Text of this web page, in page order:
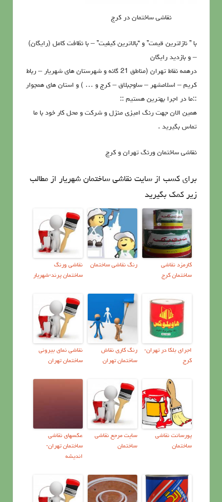
نقاشی ساختمان در کرج
با ” نازلترین قیمت” و “بالاترین کیفیت” – با نظافت کامل (رایگان)
– و بازدید رایگان
درهمه نقاط تهران (مناطق 21 گانه و شهرستان های شهریار – رباط
کریم – اسلامشهر – ساوجبلاق – کرج و … ) و استان های همجوار
::ما در اجرا بهترین هستیم ::
همین الان جهت رنگ امیزی منزل و شرکت و محل کار خود با ما
تماس بگیرید .
نقاشي ساختمان ورنگ تهران و کرج
برای کسب از سایت نقاشی ساختمان شهریار از مطالب
زیر کمک بگیرید
کارمزد نقاشی
ساختمان کرج
رنگ نقاشی ساختمان
نقاشی ورنگ
ساختمان پرند-شهریار
اجرای بلکا در تهران-
کرج
رنگ كاري نقاش
ساختمان تهران
نقاشی نمای بیرونی
ساختمان تهران
پورسانت نقاشی
ساختمان
سايت مرجع نقاشي
ساختمان
عكسهاي نقاشي
ساختمان تهران-
اندیشه